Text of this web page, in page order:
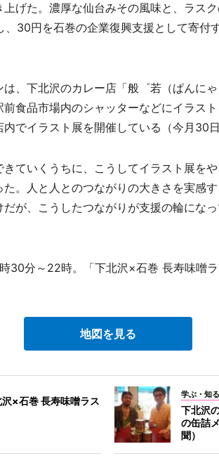
げた。濃厚な仙台みその風味と、ラスク
、30円を石巻の企業復興支援として寄付
、下北沢のカレー店「般゜若（ぱんに
食品市場内のシャッターなどにイラス
でイラスト展を開催している（今月30日
ていくうちに、こうしてイラスト展を
。人と人とのつながりの大きさを実感
だが、こうしたつながりが支援の輪にな
30分～22時。「下北沢×石巻 長寿味噌
地図を見る
沢×石巻 長寿味噌ラス
学ぶ・知る
下北沢
の缶詰
聞）